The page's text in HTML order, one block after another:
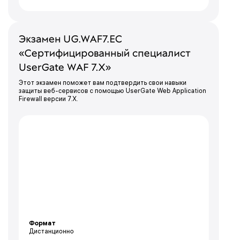
Экзамен UG.WAF7.EC
«Сертифицированный специалист
UserGate WAF 7.Х»
Этот экзамен поможет вам подтвердить свои навыки
защиты веб-сервисов с помощью UserGate Web Application
Firewall версии 7.Х.
Формат
Дистанционно